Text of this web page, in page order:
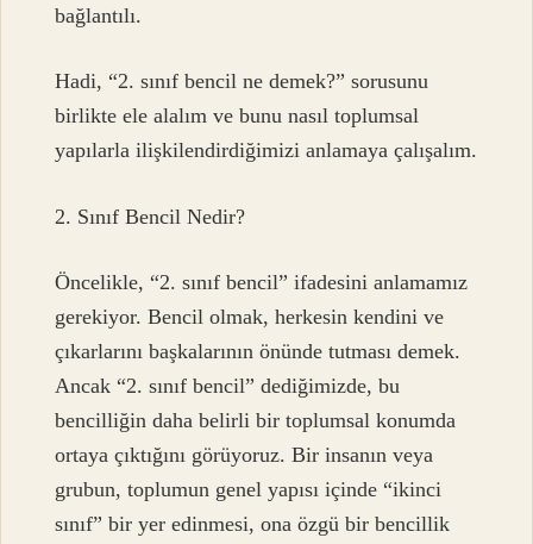
bağlantılı.
Hadi, “2. sınıf bencil ne demek?” sorusunu
birlikte ele alalım ve bunu nasıl toplumsal
yapılarla ilişkilendirdiğimizi anlamaya çalışalım.
2. Sınıf Bencil Nedir?
Öncelikle, “2. sınıf bencil” ifadesini anlamamız
gerekiyor. Bencil olmak, herkesin kendini ve
çıkarlarını başkalarının önünde tutması demek.
Ancak “2. sınıf bencil” dediğimizde, bu
bencilliğin daha belirli bir toplumsal konumda
ortaya çıktığını görüyoruz. Bir insanın veya
grubun, toplumun genel yapısı içinde “ikinci
sınıf” bir yer edinmesi, ona özgü bir bencillik